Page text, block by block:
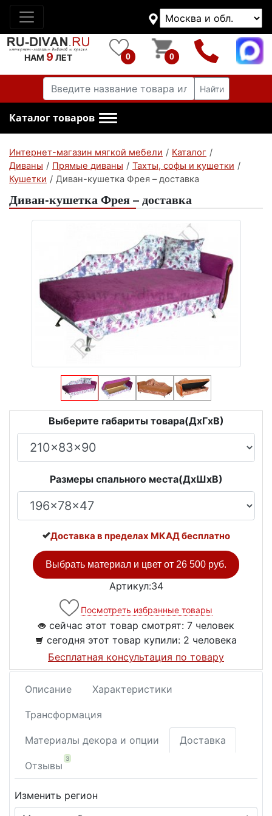
НАМ 9 ЛЕТ 0 0
Найти
Каталог товаров
Интернет-магазин мягкой мебели / Каталог /
Диваны / Прямые диваны / Тахты, софы и кушетки /
Кушетки / Диван-кушетка Фрея – доставка
Диван-кушетка Фрея – доставка
Выберите габариты товара(ДxГxВ)
Размеры спального места(ДxШxВ)
Доставка в пределах МКАД бесплатно
Выбрать материал и цвет от 26 500 руб.
Артикул:34
Посмотреть избранные товары
сейчас этот товар смотрят: 7 человек
сегодня этот товар купили: 2 человека
Бесплатная консультация по товару
Описание Характеристики
Трансформация
Материалы декора и опции Доставка
Отзывы
3
Изменить регион